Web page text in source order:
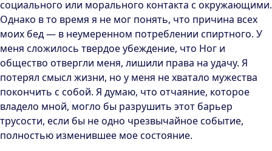
социального или морального контакта с окружающими.
Однако в то время я не мог понять, что причина всех
моих бед — в неумеренном потреблении спиртного. У
меня сложилось твердое убеждение, что Ног и
общество отвергли меня, лишили права на удачу. Я
потерял смысл жизни, но у меня не хватало мужества
покончить с собой. Я думаю, что отчаяние, которое
владело мной, могло бы разрушить этот барьер
трусости, если бы не одно чрезвычайное событие,
полностью изменившее мое состояние.